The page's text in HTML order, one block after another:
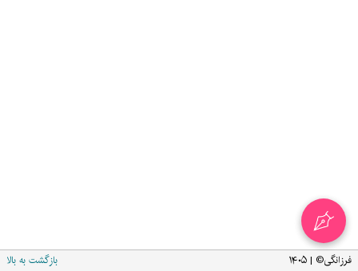
بازگشت به بالا فرزانگی© | ۱۴۰۵